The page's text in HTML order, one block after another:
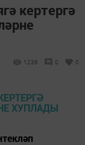
кертергә
1236 0 0